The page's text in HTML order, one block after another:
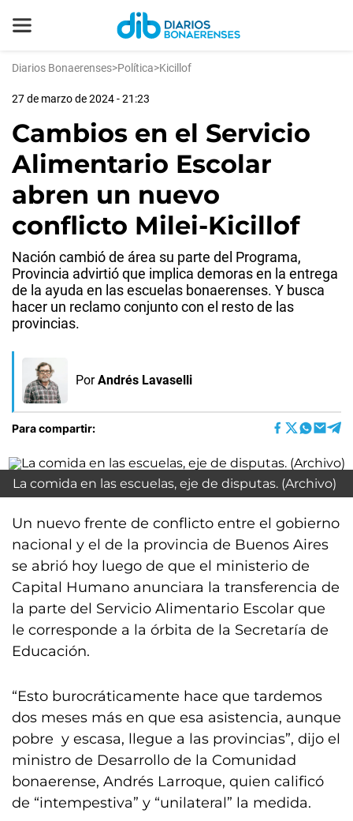
Diarios Bonaerenses>Política>Kicillof
27 de marzo de 2024 - 21:23
Cambios en el Servicio
Alimentario Escolar
abren un nuevo
conflicto Milei-Kicillof
Nación cambió de área su parte del Programa,
Provincia advirtió que implica demoras en la entrega
de la ayuda en las escuelas bonaerenses. Y busca
hacer un reclamo conjunto con el resto de las
provincias.
Por Andrés Lavaselli
Para compartir:
La comida en las escuelas, eje de disputas. (Archivo)
Un nuevo frente de conflicto entre el gobierno
nacional y el de la provincia de Buenos Aires
se abrió hoy luego de que el ministerio de
Capital Humano anunciara la transferencia de
la parte del Servicio Alimentario Escolar que
le corresponde a la órbita de la Secretaría de
Educación.
“Esto burocráticamente hace que tardemos
dos meses más en que esa asistencia, aunque
pobre y escasa, llegue a las provincias”, dijo el
ministro de Desarrollo de la Comunidad
bonaerense, Andrés Larroque, quien calificó
de “intempestiva” y “unilateral” la medida.